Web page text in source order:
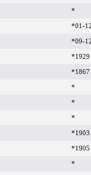
*
*01-
*09-
*1929
*1867
*
*
*
*1903
*1905
*